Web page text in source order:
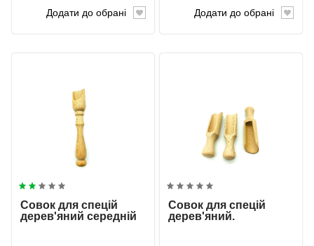
Додати до обрані Додати до обрані
Совок для спецій
дерев'яний середній
Совок для спецій
дерев'яний.